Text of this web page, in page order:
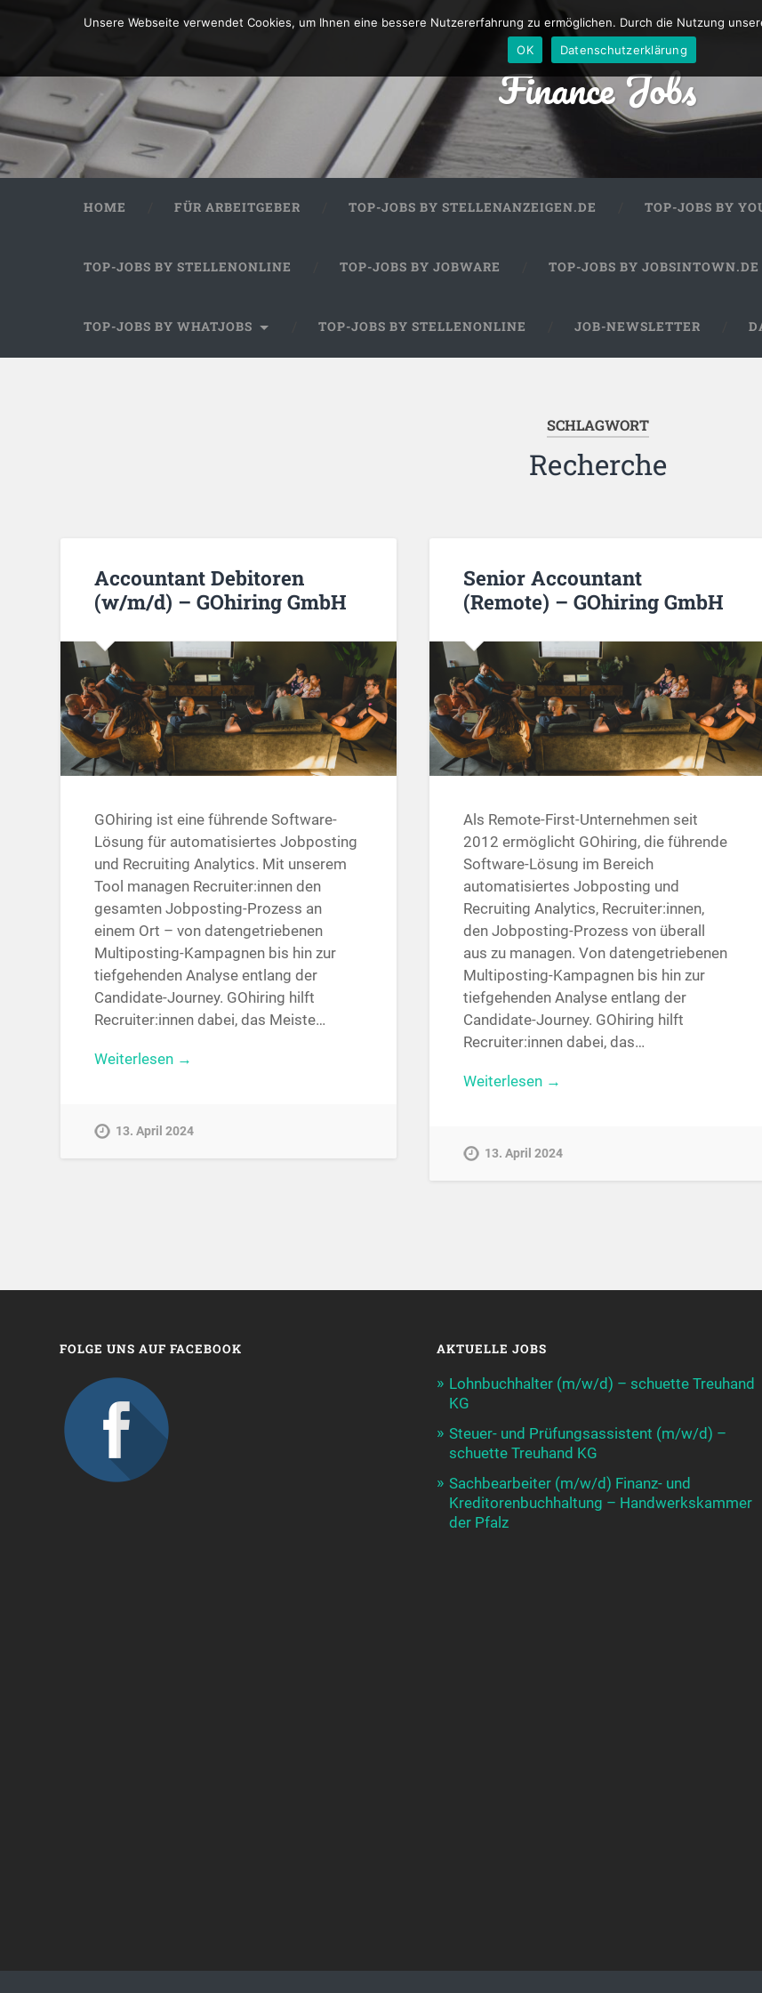
Finance Jobs
HOME FÜR ARBEITGEBER TOP-JOBS BY STELLENANZEIGEN.DE TOP-JOBS BY
TOP-JOBS BY STELLENONLINE TOP-JOBS BY JOBWARE TOP-JOBS BY JOBSINTOWN.DE
TOP-JOBS BY WHATJOBS TOP-JOBS BY STELLENONLINE JOB-NEWSLETTER
SCHLAGWORT
Recherche
Accountant Debitoren
(w/m/d) – GOhiring GmbH
GOhiring ist eine führende Software-
Lösung für automatisiertes Jobposting
und Recruiting Analytics. Mit unserem
Tool managen Recruiter:innen den
gesamten Jobposting-Prozess an
einem Ort – von datengetriebenen
Multiposting-Kampagnen bis hin zur
tiefgehenden Analyse entlang der
Candidate-Journey. GOhiring hilft
Recruiter:innen dabei, das Meiste…
Weiterlesen →
13. April 2024
Senior Accountant
(Remote) – GOhiring GmbH
Als Remote-First-Unternehmen seit
2012 ermöglicht GOhiring, die führende
Software-Lösung im Bereich
automatisiertes Jobposting und
Recruiting Analytics, Recruiter:innen,
den Jobposting-Prozess von überall
aus zu managen. Von datengetriebenen
Multiposting-Kampagnen bis hin zur
tiefgehenden Analyse entlang der
Candidate-Journey. GOhiring hilft
Recruiter:innen dabei, das…
Weiterlesen →
13. April 2024
FOLGE UNS AUF FACEBOOK AKTUELLE JOBS
Lohnbuchhalter (m/w/d) – schuette Treuhand
KG
Steuer- und Prüfungsassistent (m/w/d) –
schuette Treuhand KG
Sachbearbeiter (m/w/d) Finanz- und
Kreditorenbuchhaltung – Handwerkskammer
der Pfalz
Unsere Webseite verwendet Cookies, um Ihnen eine bessere Nutzererfahrung zu ermöglichen. Durch die Nutzung
OK
Datenschutzerklärung